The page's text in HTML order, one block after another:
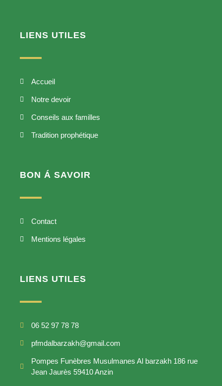
LIENS UTILES
Accueil
Notre devoir
Conseils aux familles
Tradition prophétique
BON Á SAVOIR
Contact
Mentions légales
LIENS UTILES
06 52 97 78 78
pfmdalbarzakh@gmail.com
Pompes Funèbres Musulmanes Al barzakh 186 rue
Jean Jaurès 59410 Anzin